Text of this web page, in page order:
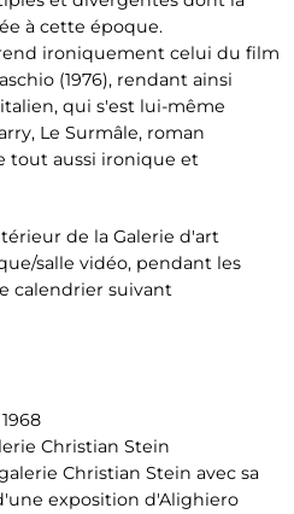
à cette époque.
ironiquement celui du film
(1976), rendant ainsi
qui s'est lui-même
Le Surmâle, roman
tout aussi ironique et
de la Galerie d'art
salle vidéo, pendant les
calendrier suivant
Christian Stein
Christian Stein avec sa
exposition d'Alighiero